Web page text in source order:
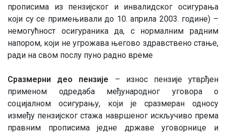
прописима из пензијског и инвалидског осигурања
који су се примењивали до 10. априла 2003. године) –
немогућност осигураника да, с нормалним радним
напором, који не угрожава његово здравствено стање,
ради на свом послу пуно радно време
Сразмерни део пензије – износ пензије утврђен
применом одредаба међународног уговора о
социјалном осигурању, који је сразмеран односу
између пензијског стажа навршеног искључиво према
правним прописима једне државе уговорнице и